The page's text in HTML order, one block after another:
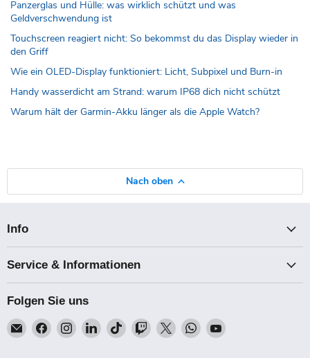
Panzerglas und Hülle: was wirklich schützt und was
Geldverschwendung ist
Touchscreen reagiert nicht: So bekommst du das Display wieder in
den Griff
Wie ein OLED-Display funktioniert: Licht, Subpixel und Burn-in
Handy wasserdicht am Strand: warum IP68 dich nicht schützt
Warum hält der Garmin-Akku länger als die Apple Watch?
Nach oben
Info
Service & Informationen
Folgen Sie uns
Email
Talk-
Finden
Sie
Finden
Sie
Finden
Sie
Finden
Sie
Finden
Sie
Finden
Sie
Finden
Sie
Finden